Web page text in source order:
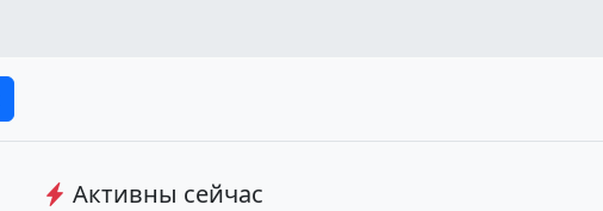
Активны сейчас